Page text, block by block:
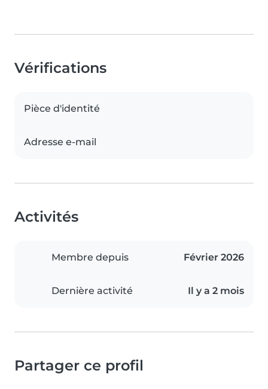
Vérifications
Pièce d'identité
Adresse e-mail
Activités
Membre depuis Février 2026
Dernière activité Il y a 2 mois
Partager ce profil